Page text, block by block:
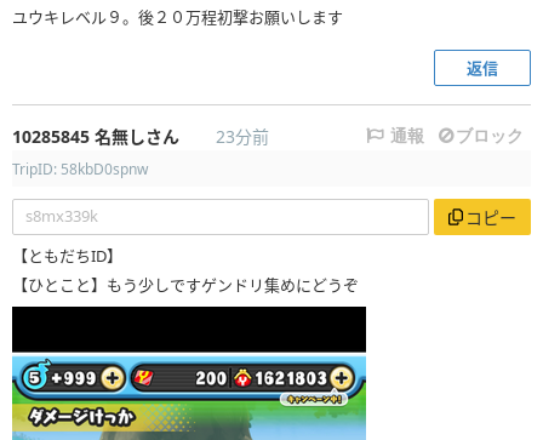
ユウキレベル９。後２０万程初撃お願いします
返信
10285845 名無しさん 23分前 通報 ブロック
TripID: 58kbD0spnw
s8mx339k コピー
【ともだちID】
【ひとこと】もう少しですゲンドリ集めにどうぞ